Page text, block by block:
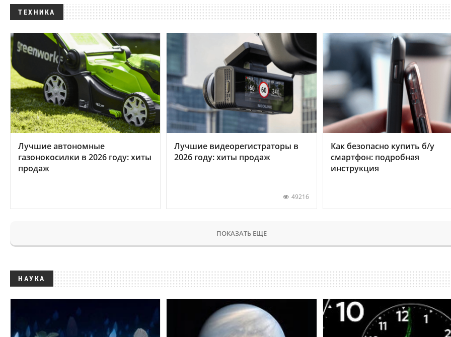
ТЕХНИКА
Лучшие автономные
газонокосилки в 2026 году: хиты
продаж
Лучшие видеорегистраторы в
2026 году: хиты продаж
49216
Как безопасно купить б/у
смартфон: подробная
инструкция
ПОКАЗАТЬ ЕЩЕ
НАУКА